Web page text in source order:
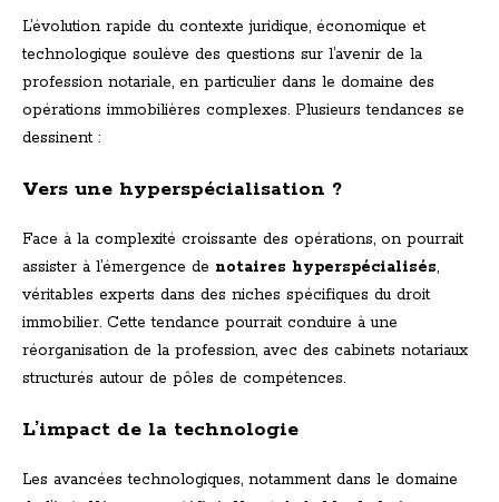
L’évolution rapide du contexte juridique, économique et
technologique soulève des questions sur l’avenir de la
profession notariale, en particulier dans le domaine des
opérations immobilières complexes. Plusieurs tendances se
dessinent :
Vers une hyperspécialisation ?
Face à la complexité croissante des opérations, on pourrait
assister à l’émergence de notaires hyperspécialisés,
véritables experts dans des niches spécifiques du droit
immobilier. Cette tendance pourrait conduire à une
réorganisation de la profession, avec des cabinets notariaux
structurés autour de pôles de compétences.
L’impact de la technologie
Les avancées technologiques, notamment dans le domaine